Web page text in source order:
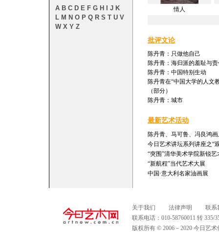
A B C D E F G H J K
L M N O P Q R S T U V
W X Y Z
情人
批评文论
陈丹青：只做他自己
陈丹青：海归派的羞耻与
陈丹青：中国特别生动
陈丹青在“中国大学的人文
（部分）
陈丹青：城市
最新艺术活动
陈丹青、马可鲁、冯良鸿
今日艺术讲坛系列讲座之“
“突围”清华美术学院新锐艺
“新航程”当代艺术大展
中国·意大利名家油画展
关于我们 法律声明
联系
联系电话：010-58760011 转
版权所有 © 2006－2020 今日艺